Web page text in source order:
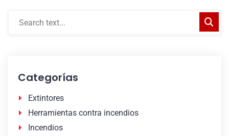
Categorías
Extintores
Herramientas contra incendios
Incendios